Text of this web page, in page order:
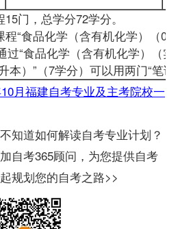
门，总学分72学分。
“食品化学（含有机化学）（
过“食品化学（含有机化学）（
本）”（7学分）可以用两门“笔
月福建自考专业及主考院校一
知道如何解读自考专业计划？
自考365顾问，为您提供自考
规划您的自考之路>>